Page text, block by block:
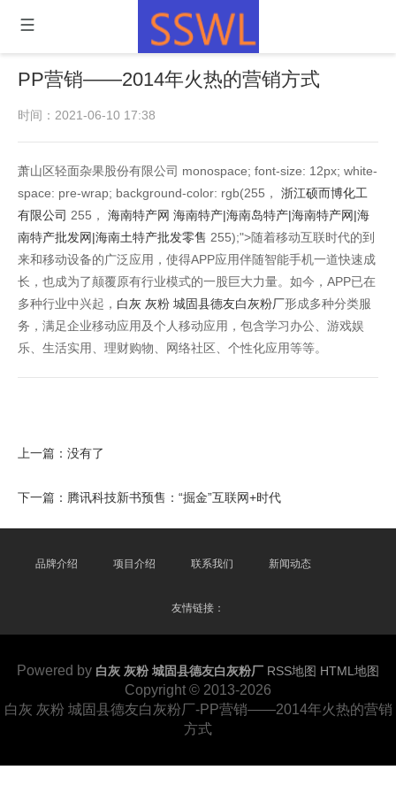
PP营销——2014年火热的营销方式
时间：2021-06-10 17:38
萧山区轻面杂果股份有限公司 monospace; font-size: 12px; white-
space: pre-wrap; background-color: rgb(255， 浙江硕而博化工
有限公司 255， 海南特产网 海南特产|海南岛特产|海南特产网|海
南特产批发网|海南土特产批发零售 255);">随着移动互联时代的到
来和移动设备的广泛应用，使得APP应用伴随智能手机一道快速成
长，也成为了颠覆原有行业模式的一股巨大力量。如今，APP已在
多种行业中兴起， 白灰 灰粉 城固县德友白灰粉厂形成多种分类服
务，满足企业移动应用及个人移动应用，包含学习办公、游戏娱
乐、生活实用、理财购物、网络社区、个性化应用等等。
上一篇：没有了
下一篇： 腾讯科技新书预售：“掘金”互联网+时代
品牌介绍 项目介绍 联系我们 新闻动态
友情链接：
Powered by 白灰 灰粉 城固县德友白灰粉厂 RSS地图 HTML地图
Copyright © 2013-2026
白灰 灰粉 城固县德友白灰粉厂-PP营销——2014年火热的营销
方式